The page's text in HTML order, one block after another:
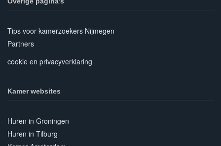
Tips voor kamerzoekers Nijmegen
Partners
cookie en privacyverklaring
Kamer websites
Huren in Groningen
Huren in Tilburg